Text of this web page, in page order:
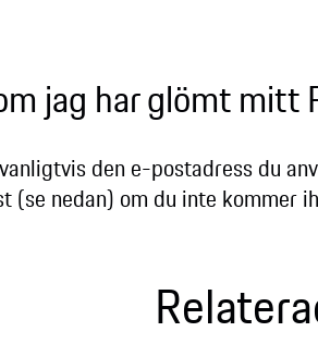
jag har glömt mitt
den e-postadress du
(se nedan) om du inte kommer